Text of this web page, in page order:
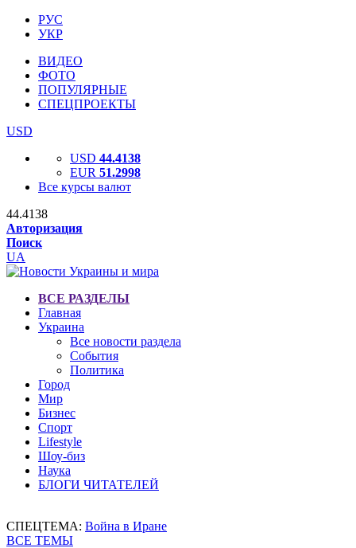
РУС
УКР
ВИДЕО
ФОТО
ПОПУЛЯРНЫЕ
СПЕЦПРОЕКТЫ
USD
USD 44.4138
EUR 51.2998
Все курсы валют
44.4138
Авторизация
Поиск
UA
ВСЕ РАЗДЕЛЫ
Главная
Украина
Все новости раздела
События
Политика
Город
Мир
Бизнес
Спорт
Lifestyle
Шоу-биз
Наука
БЛОГИ ЧИТАТЕЛЕЙ
СПЕЦТЕМА: Война в Иране
ВСЕ ТЕМЫ